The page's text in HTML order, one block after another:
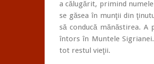
a călugărit, primind
se găsea în munţii din
să conducă mănăstirea.
întors în Muntele
tot restul vieţii.